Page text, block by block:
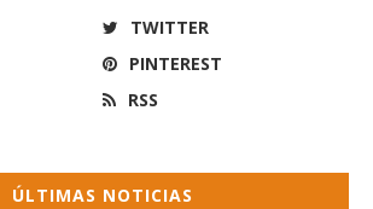
TWITTER
PINTEREST
RSS
ÚLTIMAS NOTICIAS